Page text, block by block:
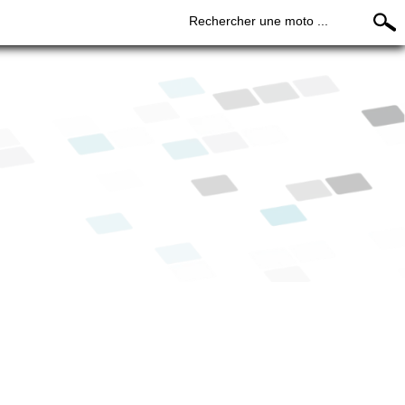
Rechercher une moto ...